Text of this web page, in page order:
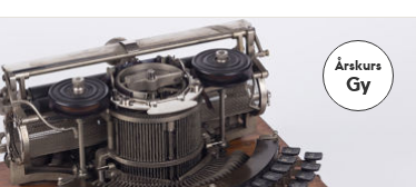
Årskurs
Gy